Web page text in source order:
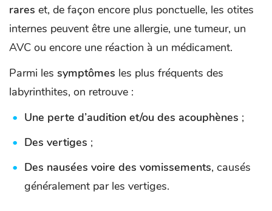
rares et, de façon encore plus ponctuelle, les otites
internes peuvent être une allergie, une tumeur, un
AVC ou encore une réaction à un médicament.
Parmi les symptômes les plus fréquents des
labyrinthites, on retrouve :
Une perte d’audition et/ou des acouphènes ;
Des vertiges ;
Des nausées voire des vomissements, causés
généralement par les vertiges.